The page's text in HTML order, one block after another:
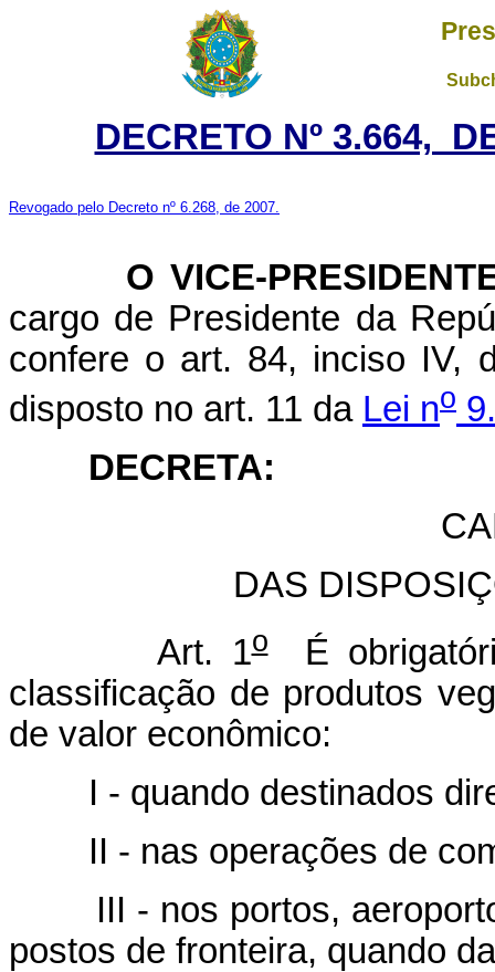
DECRETO Nº 3.664,
Revogado pelo Decreto nº 6.268, de 2007.
O VICE-PRESIDENTE
cargo de Presidente da
confere o art. 84, inciso IV,
disposto no art. 11 da Lei no
DECRETA:
DAS
Art. 1oÉ
classificação de produtos
de valor econômico:
I - quando destinados
II - nas operações de
III - nos portos,
postos de fronteira, quando